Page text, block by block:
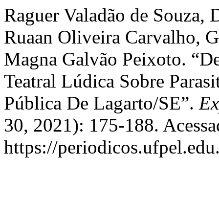
Raguer Valadão de
Ruaan Oliveira Carvalho,
Magna Galvão Peixoto.
Teatral Lúdica Sobre
Pública De Lagarto/SE”.
30, 2021): 175-188.
https://